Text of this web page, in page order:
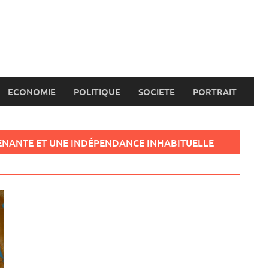
ECONOMIE POLITIQUE SOCIETE PORTRAIT
ET UNE INDÉPENDANCE INHABITUELLE